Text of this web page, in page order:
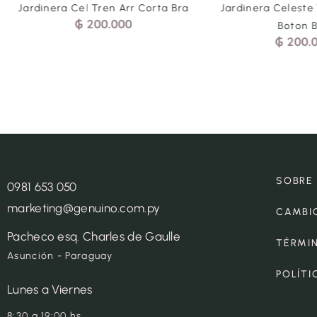
Jardinera Cel Tren Arr Corta Bra
₲ 200.000
Jardinera
Boton
₲
0981 653 050
marketing@genuino.com.py
Pacheco esq. Charles de Gaulle
Asunción - Paraguay
Lunes a Viernes
SOBRE